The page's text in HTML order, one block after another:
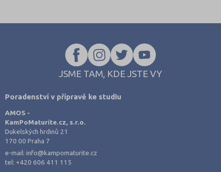
JSME TAM, KDE JSTE VY
Poradenství v přípravě ke studiu
AMOS -
KamPoMaturite.cz, s.r.o.
Dukelských hrdinů 21
170 00 Praha 7
e-mail:info@kampomaturite.cz
tel: +420 606 411 115